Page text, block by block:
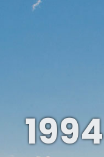
1994